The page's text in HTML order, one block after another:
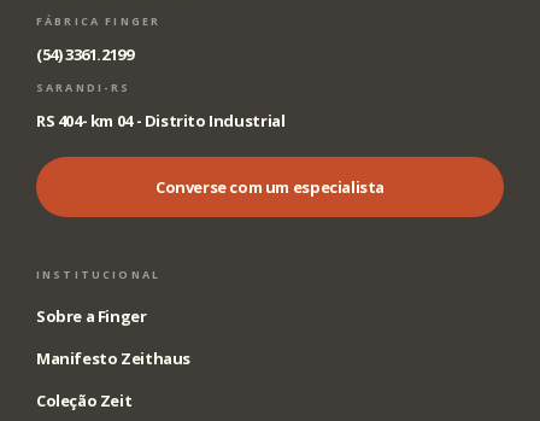
FÁBRICA FINGER
(54) 3361.2199
SARANDI-RS
RS 404- km 04 - Distrito Industrial
Converse com um especialista
INSTITUCIONAL
Sobre a Finger
Manifesto Zeithaus
Coleção Zeit